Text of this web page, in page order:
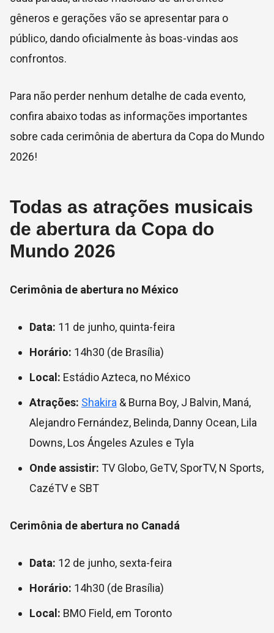
gêneros e gerações vão se apresentar para o
público, dando oficialmente às boas-vindas aos
confrontos.
Para não perder nenhum detalhe de cada evento,
confira abaixo todas as informações importantes
sobre cada cerimônia de abertura da Copa do Mundo
2026!
Todas as atrações musicais
de abertura da Copa do
Mundo 2026
Cerimônia de abertura no México
Data: 11 de junho, quinta-feira
Horário: 14h30 (de Brasília)
Local: Estádio Azteca, no México
Atrações: Shakira & Burna Boy, J Balvin, Maná,
Alejandro Fernández, Belinda, Danny Ocean, Lila
Downs, Los Ángeles Azules e Tyla
Onde assistir: TV Globo, GeTV, SporTV, N Sports,
CazéTV e SBT
Cerimônia de abertura no Canadá
Data: 12 de junho, sexta-feira
Horário: 14h30 (de Brasília)
Local: BMO Field, em Toronto